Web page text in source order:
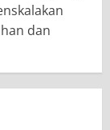
dan